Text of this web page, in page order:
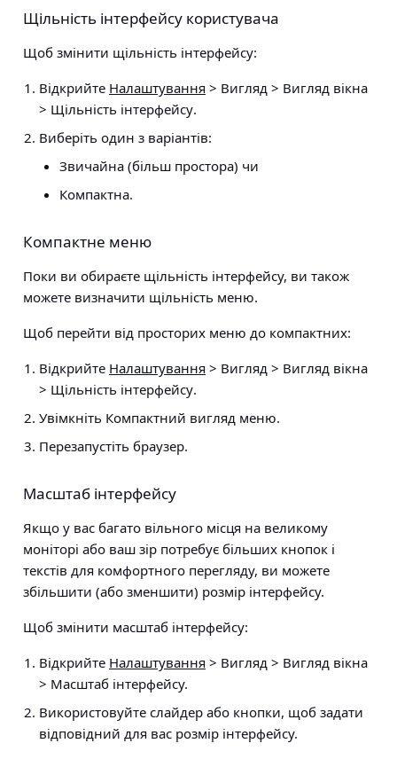
Щільність інтерфейсу користувача
Щоб змінити щільність інтерфейсу:
Відкрийте Налаштування > Вигляд > Вигляд вікна
> Щільність інтерфейсу.
Виберіть один з варіантів:
Звичайна (більш простора) чи
Компактна.
Компактне меню
Поки ви обираєте щільність інтерфейсу, ви також
можете визначити щільність меню.
Щоб перейти від просторих меню до компактних:
Відкрийте Налаштування > Вигляд > Вигляд вікна
> Щільність інтерфейсу.
Увімкніть Компактний вигляд меню.
Перезапустіть браузер.
Масштаб інтерфейсу
Якщо у вас багато вільного місця на великому
моніторі або ваш зір потребує більших кнопок і
текстів для комфортного перегляду, ви можете
збільшити (або зменшити) розмір інтерфейсу.
Щоб змінити масштаб інтерфейсу:
Відкрийте Налаштування > Вигляд > Вигляд вікна
> Масштаб інтерфейсу.
Використовуйте слайдер або кнопки, щоб задати
відповідний для вас розмір інтерфейсу.